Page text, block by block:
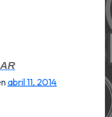
abril 11, 2014